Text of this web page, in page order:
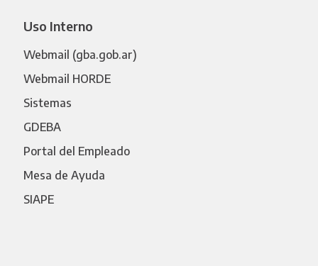
Uso Interno
Webmail (gba.gob.ar)
Webmail HORDE
Sistemas
GDEBA
Portal del Empleado
Mesa de Ayuda
SIAPE